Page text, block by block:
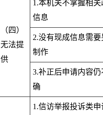
（四）
无法提
供
1.本机关不掌握相关
信息
2.没有现成信息需要
制作
3.补正后申请内容仍
确
1.信访举报投诉类申